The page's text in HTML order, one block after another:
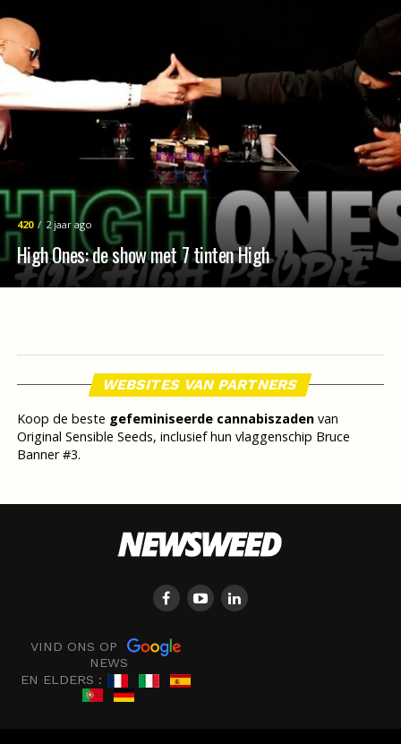
420 2 jaar ago
High Ones: de show met 7 tinten High
WEBSITES VAN PARTNERS
Koop de beste gefeminiseerde cannabiszadenvan
Original Sensible Seeds, inclusief hun vlaggenschip Bruce
Banner #3.
VIND ONS OP
NEWS
EN ELDERS :